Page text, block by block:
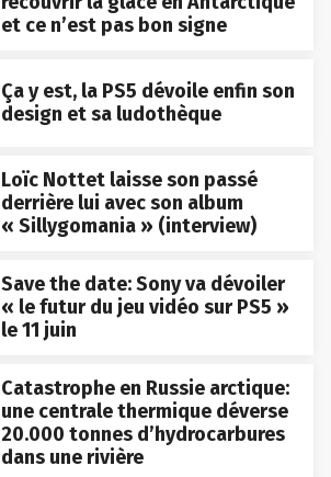
et ce n’est pas bon signe
Ça y est, la PS5 dévoile enfin son
design et sa ludothèque
Loïc Nottet laisse son passé
derrière lui avec son album
« Sillygomania » (interview)
Save the date: Sony va dévoiler
« le futur du jeu vidéo sur PS5 »
le 11 juin
Catastrophe en Russie arctique:
une centrale thermique déverse
20.000 tonnes d’hydrocarbures
dans une rivière